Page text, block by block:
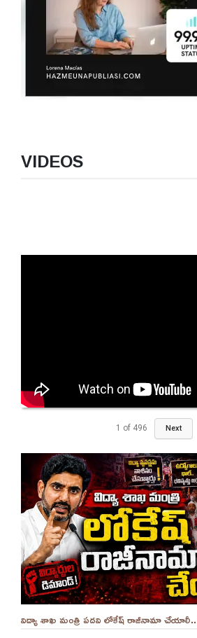
VIDEOS
1 of 496 Next